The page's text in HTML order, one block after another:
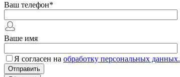
Ваш телефон*
Ваше имя
Я согласен на обработку персональных данных.